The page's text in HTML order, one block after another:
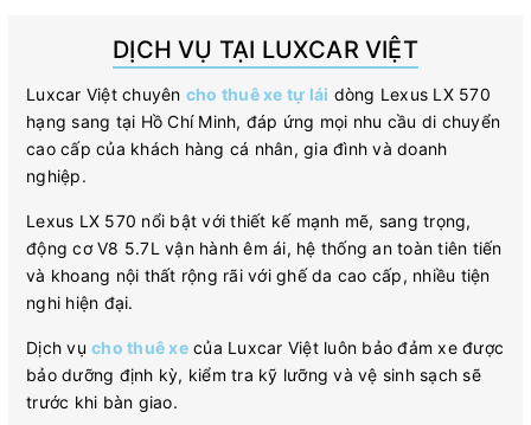
DỊCH VỤ TẠI LUXCAR VIỆT
Luxcar Việt chuyên cho thuê xe tự lái dòng Lexus LX 570
hạng sang tại Hồ Chí Minh, đáp ứng mọi nhu cầu di chuyển
cao cấp của khách hàng cá nhân, gia đình và doanh
nghiệp.
Lexus LX 570 nổi bật với thiết kế mạnh mẽ, sang trọng,
động cơ V8 5.7L vận hành êm ái, hệ thống an toàn tiên tiến
và khoang nội thất rộng rãi với ghế da cao cấp, nhiều tiện
nghi hiện đại.
Dịch vụ cho thuê xecủa Luxcar Việt luôn bảo đảm xe được
bảo dưỡng định kỳ, kiểm tra kỹ lưỡng và vệ sinh sạch sẽ
trước khi bàn giao.